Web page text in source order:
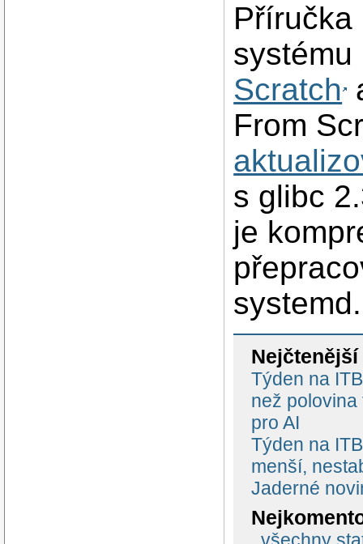
Scratch
From
s glibc
je
systemd.
Týden na
než
pro AI
Týden na
menší,
Jaderné